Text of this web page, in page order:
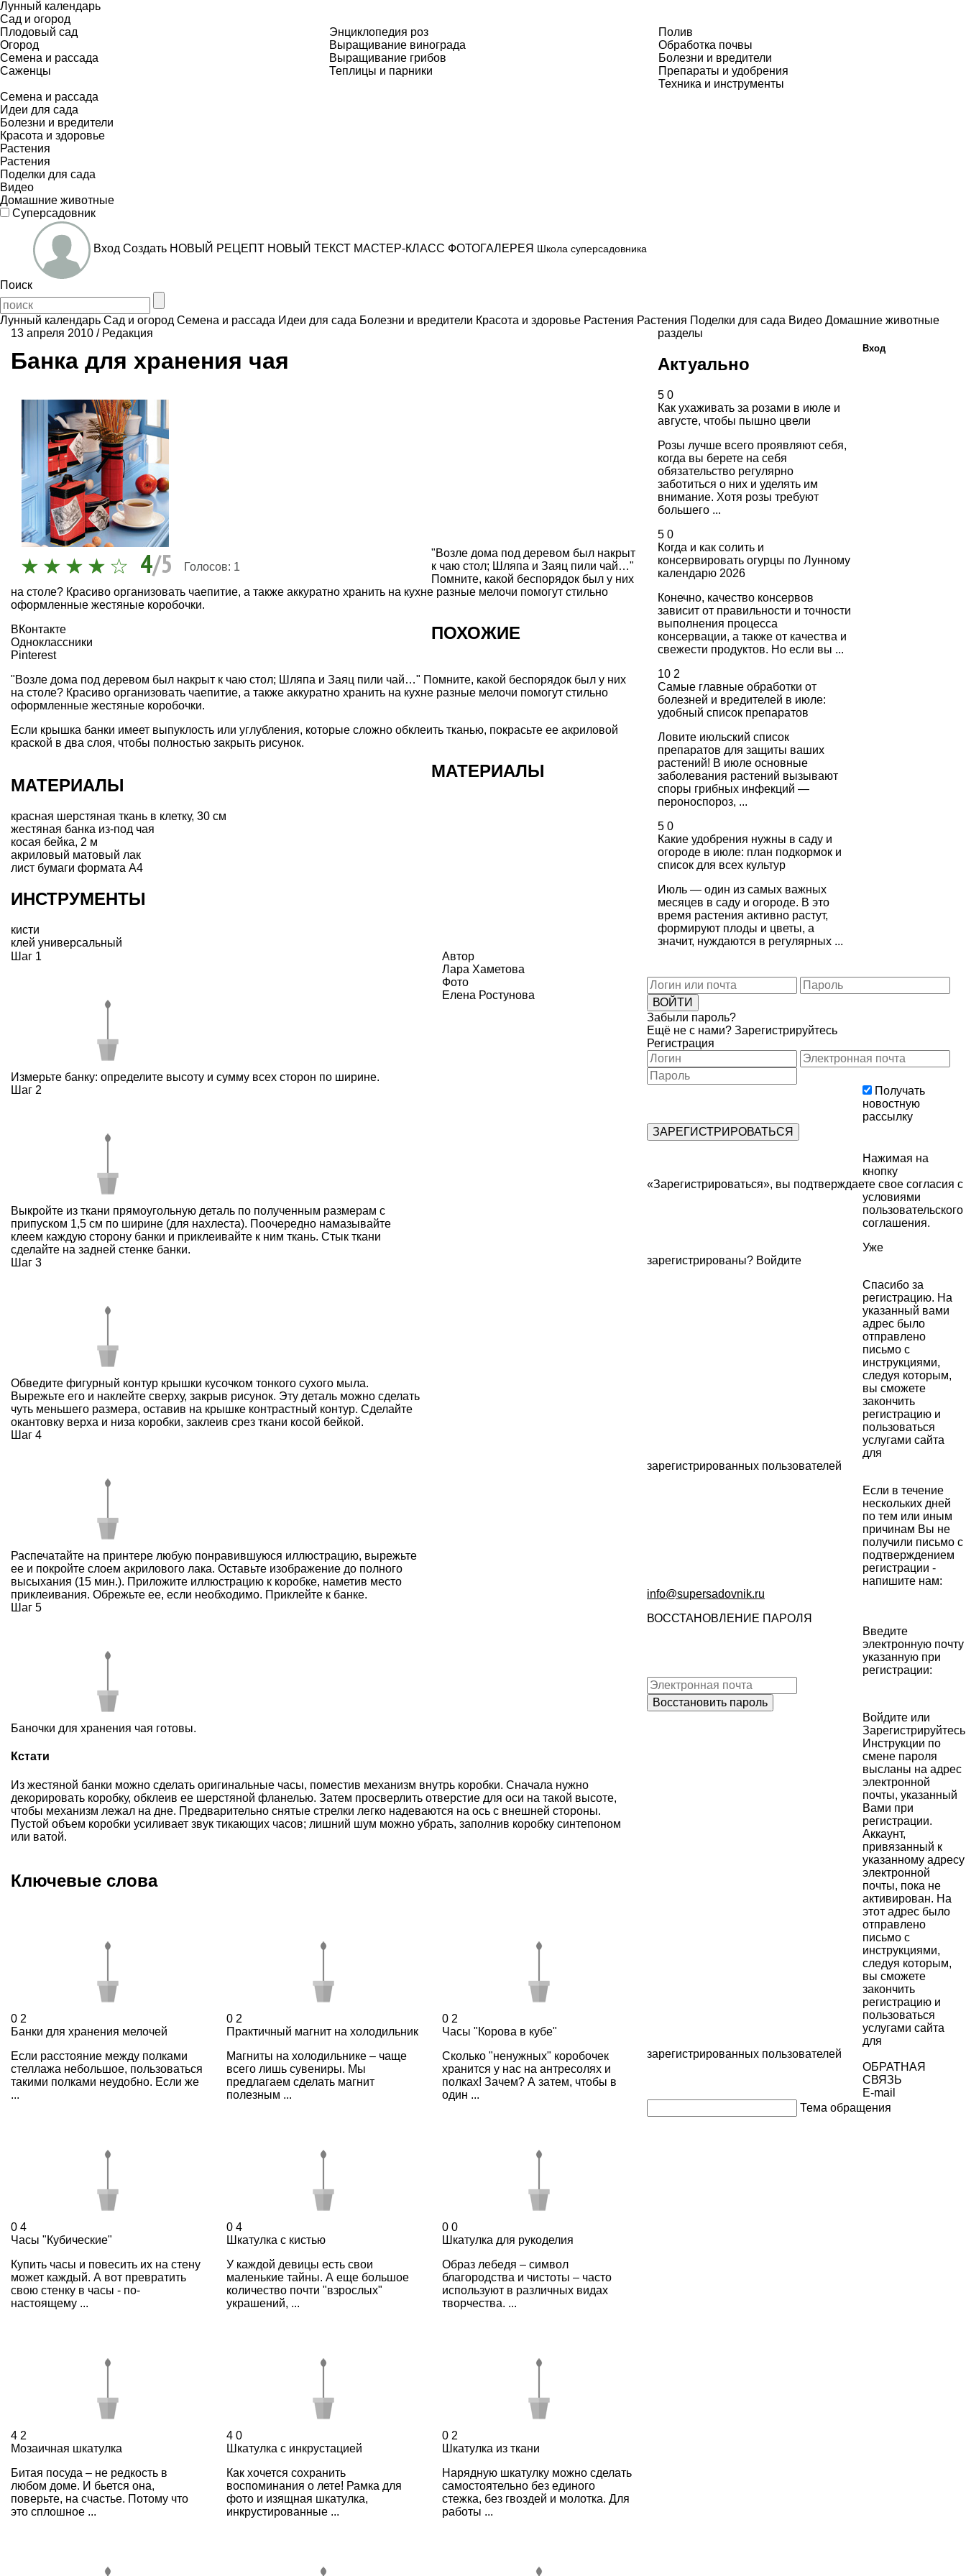
Лунный календарь
Сад и огород
Плодовый сад
Огород
Семена и рассада
Саженцы
Энциклопедия роз
Выращивание винограда
Выращивание грибов
Теплицы и парники
Полив
Обработка почвы
Болезни и вредители
Препараты и удобрения
Техника и инструменты
Семена и рассада
Идеи для сада
Болезни и вредители
Красота и здоровье
Растения
Растения
Поделки для сада
Видео
Домашние животные
Суперсадовник
Вход Создать НОВЫЙ РЕЦЕПТ НОВЫЙ ТЕКСТ МАСТЕР-КЛАСС ФОТОГАЛЕРЕЯ Школа суперсадовника
Поиск
Лунный календарь Сад и огород Семена и рассада Идеи для сада Болезни и вредители Красота и здоровье Растения Растения Поделки для сада Видео Домашние животные
13 апреля 2010 / Редакция
Банка для хранения чая
4/5 Голосов: 1
"Возле дома под деревом был накрыт
к чаю стол; Шляпа и Заяц пили чай…"
Помните, какой беспорядок был у них
на столе? Красиво организовать чаепитие, а также аккуратно хранить на кухне разные мелочи помогут стильно
оформленные жестяные коробочки.
ВКонтакте
Одноклассники
Pinterest
"Возле дома под деревом был накрыт к чаю стол; Шляпа и Заяц пили чай…" Помните, какой беспорядок был у них
на столе? Красиво организовать чаепитие, а также аккуратно хранить на кухне разные мелочи помогут стильно
оформленные жестяные коробочки.
Если крышка банки имеет выпуклость или углубления, которые сложно обклеить тканью, покрасьте ее акриловой
краской в два слоя, чтобы полностью закрыть рисунок.
МАТЕРИАЛЫ
красная шерстяная ткань в клетку, 30 см
жестяная банка из-под чая
косая бейка, 2 м
акриловый матовый лак
лист бумаги формата А4
ИНСТРУМЕНТЫ
кисти
клей универсальный
Шаг 1
Измерьте банку: определите высоту и сумму всех сторон по ширине.
Шаг 2
Выкройте из ткани прямоугольную деталь по полученным размерам с
припуском 1,5 см по ширине (для нахлеста). Поочередно намазывайте
клеем каждую сторону банки и приклеивайте к ним ткань. Стык ткани
сделайте на задней стенке банки.
Шаг 3
Обведите фигурный контур крышки кусочком тонкого сухого мыла.
Вырежьте его и наклейте сверху, закрыв рисунок. Эту деталь можно сделать
чуть меньшего размера, оставив на крышке контрастный контур. Сделайте
окантовку верха и низа коробки, заклеив срез ткани косой бейкой.
Шаг 4
Распечатайте на принтере любую понравившуюся иллюстрацию, вырежьте
ее и покройте слоем акрилового лака. Оставьте изображение до полного
высыхания (15 мин.). Приложите иллюстрацию к коробке, наметив место
приклеивания. Обрежьте ее, если необходимо. Приклейте к банке.
Шаг 5
Баночки для хранения чая готовы.
Автор
Лара Хаметова
Фото
Елена Ростунова
Кстати
Из жестяной банки можно сделать оригинальные часы, поместив механизм внутрь коробки. Сначала нужно
декорировать коробку, обклеив ее шерстяной фланелью. Затем просверлить отверстие для оси на такой высоте,
чтобы механизм лежал на дне. Предварительно снятые стрелки легко надеваются на ось с внешней стороны.
Пустой объем коробки усиливает звук тикающих часов; лишний шум можно убрать, заполнив коробку синтепоном
или ватой.
Ключевые слова
ПОХОЖИЕ
МАТЕРИАЛЫ
0 2
Банки для хранения мелочей
Если расстояние между полками
стеллажа небольшое, пользоваться
такими полками неудобно. Если же
...
0 2
Практичный магнит на холодильник
Магниты на холодильнике – чаще
всего лишь сувениры. Мы
предлагаем сделать магнит
полезным ...
0 2
Часы "Корова в кубе"
Сколько "ненужных" коробочек
хранится у нас на антресолях и
полках! Зачем? А затем, чтобы в
один ...
0 4
Часы "Кубические"
Купить часы и повесить их на стену
может каждый. А вот превратить
свою стенку в часы - по-
настоящему ...
0 4
Шкатулка с кистью
У каждой девицы есть свои
маленькие тайны. А еще большое
количество почти "взрослых"
украшений, ...
0 0
Шкатулка для рукоделия
Образ лебедя – символ
благородства и чистоты – часто
используют в различных видах
творчества. ...
4 2
Мозаичная шкатулка
Битая посуда – не редкость в
любом доме. И бьется она,
поверьте, на счастье. Потому что
это сплошное ...
4 0
Шкатулка с инкрустацией
Как хочется сохранить
воспоминания о лете! Рамка для
фото и изящная шкатулка,
инкрустированные ...
0 2
Шкатулка из ткани
Нарядную шкатулку можно сделать
самостоятельно без единого
стежка, без гвоздей и молотка. Для
работы ...
разделы
Актуально
5 0
Как ухаживать за розами в июле и
августе, чтобы пышно цвели
Розы лучше всего проявляют себя,
когда вы берете на себя
обязательство регулярно
заботиться о них и уделять им
внимание. Хотя розы требуют
большего ...
5 0
Когда и как солить и
консервировать огурцы по Лунному
календарю 2026
Конечно, качество консервов
зависит от правильности и точности
выполнения процесса
консервации, а также от качества и
свежести продуктов. Но если вы ...
10 2
Самые главные обработки от
болезней и вредителей в июле:
удобный список препаратов
Ловите июльский список
препаратов для защиты ваших
растений! В июле основные
заболевания растений вызывают
споры грибных инфекций —
пероноспороз, ...
5 0
Какие удобрения нужны в саду и
огороде в июле: план подкормок и
список для всех культур
Июль — один из самых важных
месяцев в саду и огороде. В это
время растения активно растут,
формируют плоды и цветы, а
значит, нуждаются в регулярных ...
Вход
Забыли пароль?
Ещё не с нами? Зарегистрируйтесь
Регистрация
Получать
новостную
рассылку
Нажимая на
кнопку
«Зарегистрироваться», вы подтверждаете свое согласия с
условиями
пользовательского
соглашения.
Уже
зарегистрированы? Войдите
Спасибо за
регистрацию. На
указанный вами
адрес было
отправлено
письмо с
инструкциями,
следуя которым,
вы сможете
закончить
регистрацию и
пользоваться
услугами сайта
для
зарегистрированных пользователей
Если в течение
нескольких дней
по тем или иным
причинам Вы не
получили письмо с
подтверждением
регистрации -
напишите нам:
info@supersadovnik.ru
ВОССТАНОВЛЕНИЕ ПАРОЛЯ
Введите
электронную почту
указанную при
регистрации:
Войдите или
Зарегистрируйтесь
Инструкции по
смене пароля
высланы на адрес
электронной
почты, указанный
Вами при
регистрации.
Аккаунт,
привязанный к
указанному адресу
электронной
почты, пока не
активирован. На
этот адрес было
отправлено
письмо с
инструкциями,
следуя которым,
вы сможете
закончить
регистрацию и
пользоваться
услугами сайта
для
зарегистрированных пользователей
ОБРАТНАЯ
СВЯЗЬ
E-mail
Тема обращения